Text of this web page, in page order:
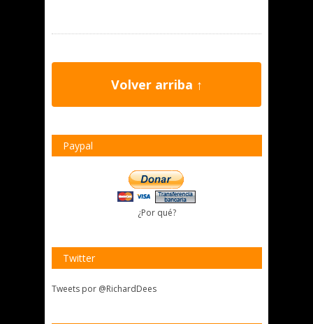
Volver arriba ↑
Paypal
¿Por qué?
Twitter
Tweets por @RichardDees